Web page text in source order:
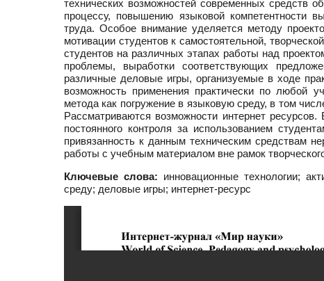
технических возможностей современных средств
процессу, повышению языковой компетентности
труда. Особое внимание уделяется методу
мотивации студентов к самостоятельной,
студентов на различных этапах работы над
проблемы, выработки соответствующих
различные деловые игры, организуемые в ходе
возможность применения практически по любой
метода как погружение в языковую среду, в том
Рассматриваются возможности интернет
постоянного контроля за использованием
привязанность к данным техническим средствам
работы с учебным материалом вне рамок
Ключевые слова: инновационные технологии;
среду; деловые игры; интернет-ресурс